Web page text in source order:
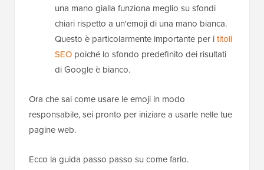
una mano gialla funziona meglio su sfondi
chiari rispetto a un'emoji di una mano bianca.
Questo è particolarmente importante per ititoli
SEO poiché lo sfondo predefinito dei risultati
di Google è bianco.
Ora che sai come usare le emoji in modo
responsabile, sei pronto per iniziare a usarle nelle tue
pagine web.
Ecco la guida passo passo su come farlo.